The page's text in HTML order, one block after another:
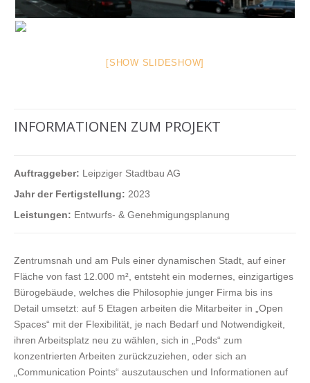
[SHOW SLIDESHOW]
INFORMATIONEN ZUM PROJEKT
Auftraggeber: Leipziger Stadtbau AG
Jahr der Fertigstellung: 2023
Leistungen: Entwurfs- & Genehmigungsplanung
Zentrumsnah und am Puls einer dynamischen Stadt, auf einer
Fläche von fast 12.000 m², entsteht ein modernes, einzigartiges
Bürogebäude, welches die Philosophie junger Firma bis ins
Detail umsetzt: auf 5 Etagen arbeiten die Mitarbeiter in „Open
Spaces“ mit der Flexibilität, je nach Bedarf und Notwendigkeit,
ihren Arbeitsplatz neu zu wählen, sich in „Pods“ zum
konzentrierten Arbeiten zurückzuziehen, oder sich an
„Communication Points“ auszutauschen und Informationen auf